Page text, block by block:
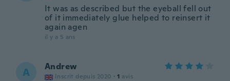
It was as described but the eyeball fell out
of it immediately glue helped to reinsert it
again agen
il y a 5 ans
A Andrew
Inscrit depuis 2020 · 1 avis